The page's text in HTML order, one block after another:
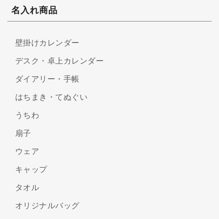
名入れ商品
壁掛けカレンダー
デスク・卓上カレンダー
ダイアリー・手帳
はちまき・てぬぐい
うちわ
扇子
ウェア
キャップ
タオル
オリジナルバッグ